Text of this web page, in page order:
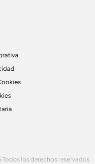
los derechos reservados